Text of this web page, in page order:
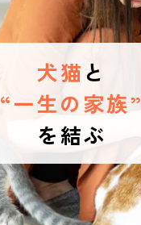
犬猫 と
“一生の家族”
を結ぶ